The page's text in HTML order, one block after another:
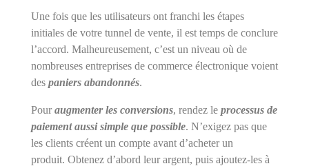
Une fois que les utilisateurs ont franchi les étapes
initiales de votre tunnel de vente, il est temps de conclure
l’accord. Malheureusement, c’est un niveau où de
nombreuses entreprises de commerce électronique voient
des paniers abandonnés.
Pouraugmenter les conversions, rendez le processus de
paiement aussi simple que possible. N’exigez pas que
les clients créent un compte avant d’acheter un
produit. Obtenez d’abord leur argent, puis ajoutez-les à